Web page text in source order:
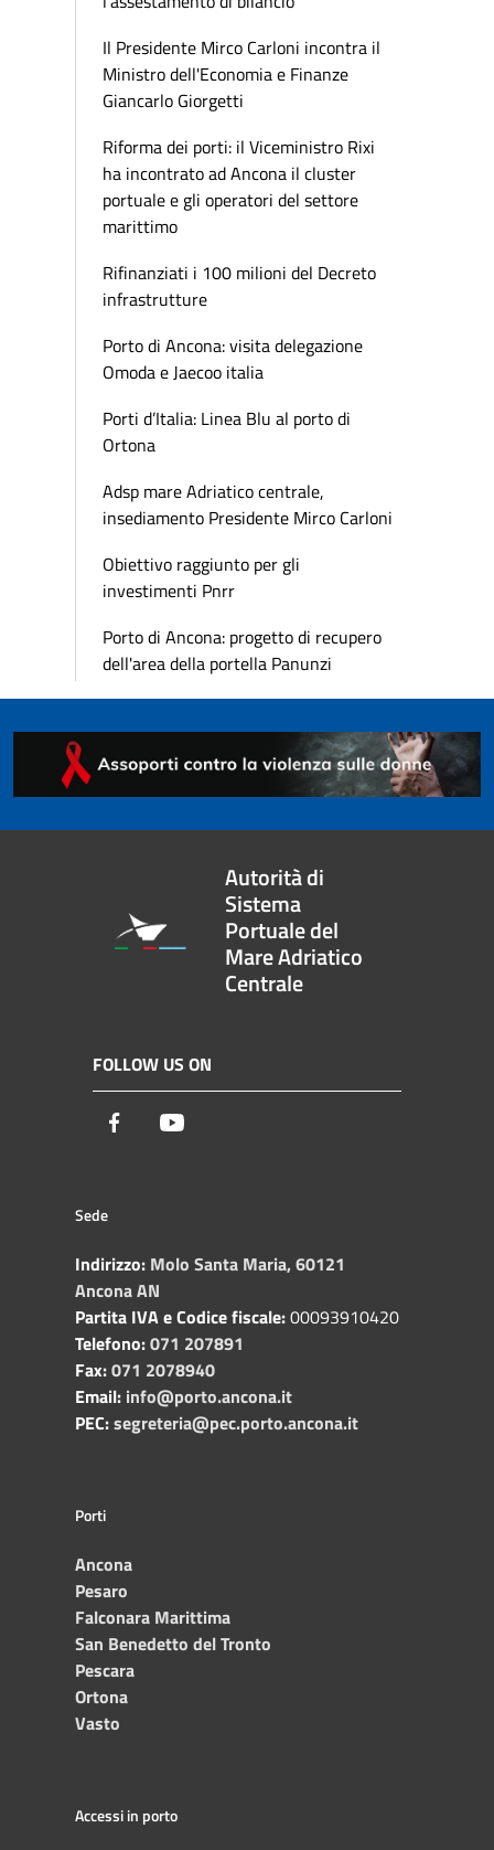
Il Presidente Mirco Carloni incontra il
Ministro dell'Economia e Finanze
Giancarlo Giorgetti
Riforma dei porti: il Viceministro Rixi
ha incontrato ad Ancona il cluster
portuale e gli operatori del settore
marittimo
Rifinanziati i 100 milioni del Decreto
infrastrutture
Porto di Ancona: visita delegazione
Omoda e Jaecoo italia
Porti d’Italia: Linea Blu al porto di
Ortona
Adsp mare Adriatico centrale,
insediamento Presidente Mirco Carloni
Obiettivo raggiunto per gli
investimenti Pnrr
Porto di Ancona: progetto di recupero
dell'area della portella Panunzi
Autorità di
Sistema
Portuale del
Mare Adriatico
Centrale
FOLLOW US ON
Facebook
Sede
Indirizzo: Molo Santa Maria, 60121
Ancona AN
Partita IVA e Codice fiscale:00093910420
Telefono:071 207891
Fax:071 2078940
Email: info@porto.ancona.it
PEC:segreteria@pec.porto.ancona.it
Porti
Ancona
Pesaro
Falconara Marittima
San Benedetto del Tronto
Pescara
Ortona
Vasto
Accessi in porto